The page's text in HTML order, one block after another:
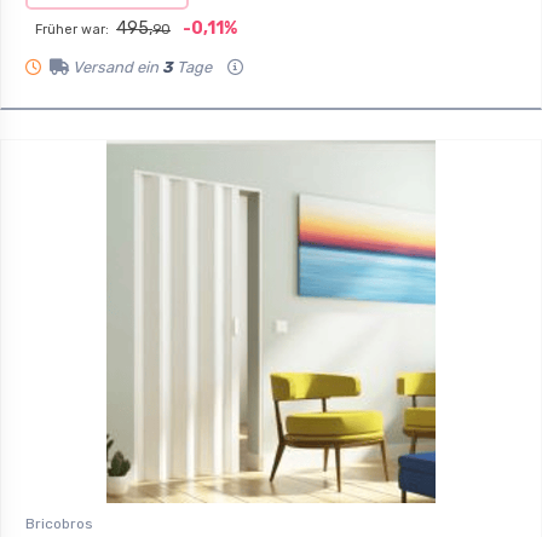
Früher war: 495,90 -0,11%
Versand ein 3Tage
Bricobros